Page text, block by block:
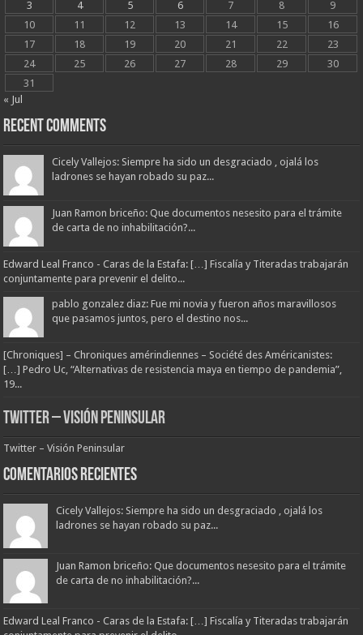
3
4 5 6 7 8
9
10
11 12 13 14 15
16
17
18 19 20 21 22
23
24
25 26 27 28 29
30
31
« Jul
Recent Comments
Cicely Vallejos: Siempre ha sido un desgraciado , ojalá los
ladrones se hayan robado su paz...
Juan Ramon briceño: Que documentos nesesito para el trámite
de carta de no inhabilitación?...
Edward Leal Franco - Caras de la Estafa: […] Fiscalía y Titeradas trabajarán
conjuntamente para prevenir el delito...
pablo gonzalez diaz: Fue mi novia y fueron años maravillosos
que pasamos juntos, pero el destino nos...
[Chroniques] – Chroniques amérindiennes – Société des Américanistes:
[…] Pedro Uc, “Alternativas de resistencia maya en tiempo de pandemia”,
19...
Twitter – Visión Peninsular
Twitter – Visión Peninsular
Comentarios Recientes
Cicely Vallejos: Siempre ha sido un desgraciado , ojalá los
ladrones se hayan robado su paz...
Juan Ramon briceño: Que documentos nesesito para el trámite
de carta de no inhabilitación?...
Edward Leal Franco - Caras de la Estafa: […] Fiscalía y Titeradas trabajarán